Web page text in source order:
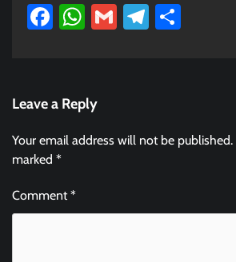
Facebook
WhatsApp
GmailTelegram
Leave a Reply
Your email address will not be published.
marked *
Comment*